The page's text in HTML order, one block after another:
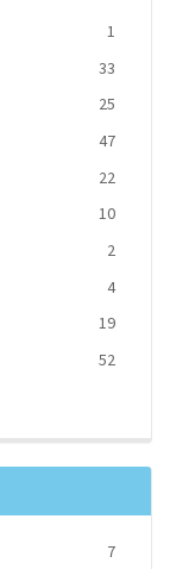
1
33
25
47
22
10
2
4
19
52
7